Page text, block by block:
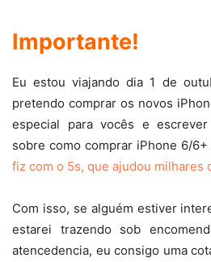
Importante!
Eu estou viajando dia 1 de
pretendo comprar os novos
especial para vocês e
sobre como comprar iPhone 6/
fiz com o 5s, que ajudou milhares
Com isso, se alguém estiver
estarei trazendo sob
atencedencia, eu consigo uma